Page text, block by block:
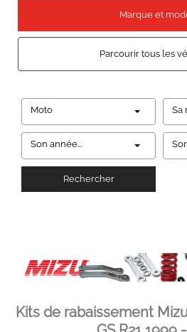
Marque et
Parcourir tous les
Moto Sa
Son année...
Rechercher
Kits de rabaissement